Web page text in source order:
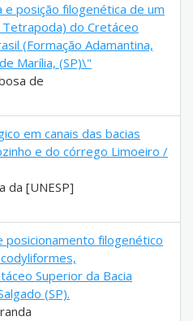
posição filogenética de um
do Cretáceo
(Formação Adamantina,
Marília, (SP)\"
de
em canais das bacias
e do córrego Limoeiro /
da [UNESP]
posicionamento filogenético
Superior da Bacia
(SP).